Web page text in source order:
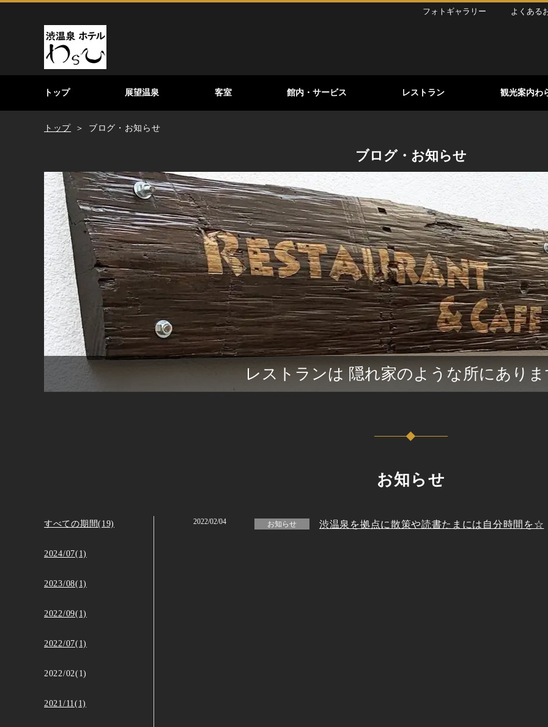
フォトギャラリー よくある
トップ 展望温泉 客室 館内・サービス レストラン 観光案内わ
トップ ブログ・お知らせ
ブログ・お知らせ
レストランは 隠れ家のような所にあり
お知らせ
すべての期間(19)
2024/07(1)
2023/08(1)
2022/09(1)
2022/07(1)
2022/02(1)
2021/11(1)
2022/02/04 お知らせ 渋温泉を拠点に散策や読書たまには自分時間を☆